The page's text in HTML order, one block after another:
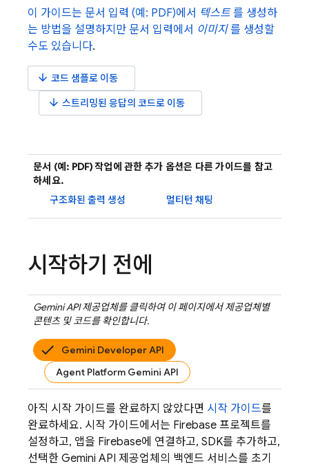
이 가이드는 문서 입력 (예: PDF)에서 텍스트를 생성하
는 방법을 설명하지만 문서 입력에서 이미지를 생성할
수도 있습니다.
arrow_downward 코드 샘플로 이동
arrow_downward 스트리밍된 응답의 코드로 이동
문서 (예: PDF) 작업에 관한 추가 옵션은 다른 가이드를 참고
하세요.
구조화된 출력 생성
멀티턴 채팅
시작하기 전에
Gemini API제공업체를 클릭하여 이 페이지에서 제공업체별
콘텐츠 및 코드를 확인합니다.
Gemini Developer API
Agent Platform Gemini API
아직 시작 가이드를 완료하지 않았다면 시작 가이드를
완료하세요. 시작 가이드에서는 Firebase 프로젝트를
설정하고, 앱을 Firebase에 연결하고, SDK를 추가하고,
선택한 Gemini API 제공업체의 백엔드 서비스를 초기